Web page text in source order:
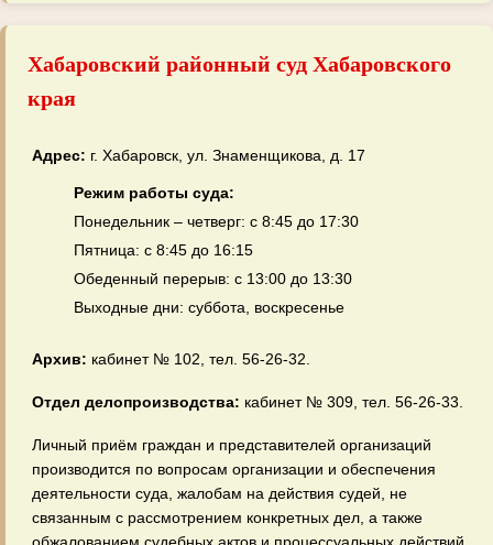
Хабаровский районный суд Хабаровского
края
Адрес: г. Хабаровск, ул. Знаменщикова, д. 17
Режим работы суда:
Понедельник – четверг: с 8:45 до 17:30
Пятница: с 8:45 до 16:15
Обеденный перерыв: с 13:00 до 13:30
Выходные дни: суббота, воскресенье
Архив: кабинет № 102, тел. 56‑26‑32.
Отдел делопроизводства: кабинет № 309, тел. 56‑26‑33.
Личный приём граждан и представителей организаций
производится по вопросам организации и обеспечения
деятельности суда, жалобам на действия судей, не
связанным с рассмотрением конкретных дел, а также
обжалованием судебных актов и процессуальных действий